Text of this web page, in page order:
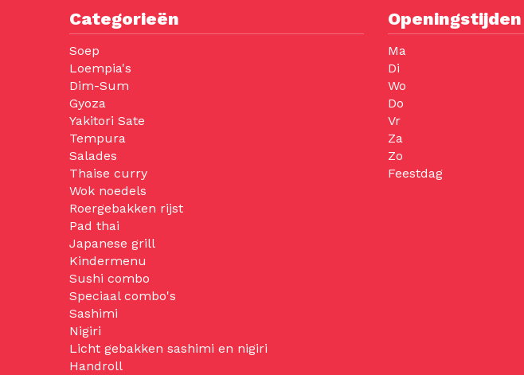
Categorieën
Soep
Loempia's
Dim-Sum
Gyoza
Yakitori Sate
Tempura
Salades
Thaise curry
Wok noedels
Roergebakken rijst
Pad thai
Japanese grill
Kindermenu
Sushi combo
Speciaal combo's
Sashimi
Nigiri
Licht gebakken sashimi en nigiri
Handroll
Openingstijden
Ma
Di
Wo
Do
Vr
Za
Zo
Feestdag